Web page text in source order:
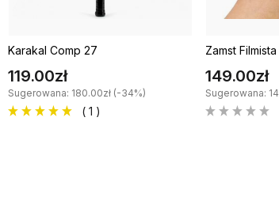
Karakal Comp 27
119.00zł
Sugerowana: 180.00zł (-34%)
( 1 )
Zamst
149.00zł
Sugerowana: